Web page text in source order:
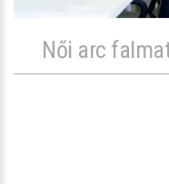
Női arc